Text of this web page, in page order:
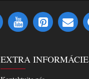
EXTRA INFORMÁCIE